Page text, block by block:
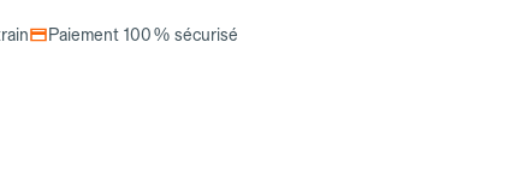
Paiement 100 % sécurisé